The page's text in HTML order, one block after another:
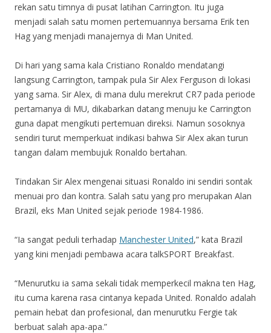
rekan satu timnya di pusat latihan Carrington. Itu juga
menjadi salah satu momen pertemuannya bersama Erik ten
Hag yang menjadi manajernya di Man United.
Di hari yang sama kala Cristiano Ronaldo mendatangi
langsung Carrington, tampak pula Sir Alex Ferguson di lokasi
yang sama. Sir Alex, di mana dulu merekrut CR7 pada periode
pertamanya di MU, dikabarkan datang menuju ke Carrington
guna dapat mengikuti pertemuan direksi. Namun sosoknya
sendiri turut memperkuat indikasi bahwa Sir Alex akan turun
tangan dalam membujuk Ronaldo bertahan.
Tindakan Sir Alex mengenai situasi Ronaldo ini sendiri sontak
menuai pro dan kontra. Salah satu yang pro merupakan Alan
Brazil, eks Man United sejak periode 1984-1986.
“Ia sangat peduli terhadap Manchester United,” kata Brazil
yang kini menjadi pembawa acara talkSPORT Breakfast.
“Menurutku ia sama sekali tidak memperkecil makna ten Hag,
itu cuma karena rasa cintanya kepada United. Ronaldo adalah
pemain hebat dan profesional, dan menurutku Fergie tak
berbuat salah apa-apa.”